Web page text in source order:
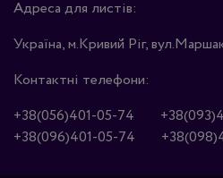
Адреса для листів:
Україна, м.Кривий Ріг,
Контактні телефони:
+38(056)401-05-74
+38(096)401-05-74